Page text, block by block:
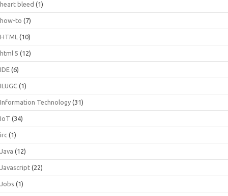
heart bleed (1)
how-to (7)
HTML (10)
html 5 (12)
IDE (6)
ILUGC (1)
Information Technology (31)
IoT (34)
irc (1)
Java (12)
Javascript (22)
Jobs (1)